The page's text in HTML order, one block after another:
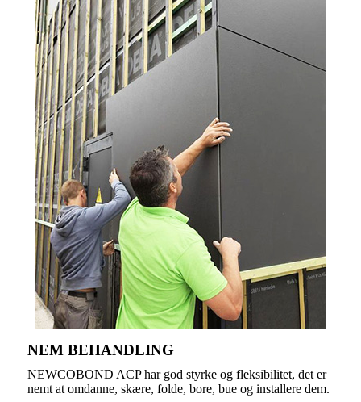
NEM BEHANDLING
NEWCOBOND ACP har god styrke og fleksibilitet, det er
nemt at omdanne, skære, folde, bore, bue og installere dem.